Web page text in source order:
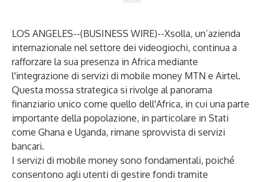
LOS ANGELES--(BUSINESS WIRE)--Xsolla, un’azienda
internazionale nel settore dei videogiochi, continua a
rafforzare la sua presenza in Africa mediante
l'integrazione di servizi di mobile money MTN e Airtel.
Questa mossa strategica si rivolge al panorama
finanziario unico come quello dell'Africa, in cui una parte
importante della popolazione, in particolare in Stati
come Ghana e Uganda, rimane sprovvista di servizi
bancari.
I servizi di mobile money sono fondamentali, poiché
consentono agli utenti di gestire fondi tramite